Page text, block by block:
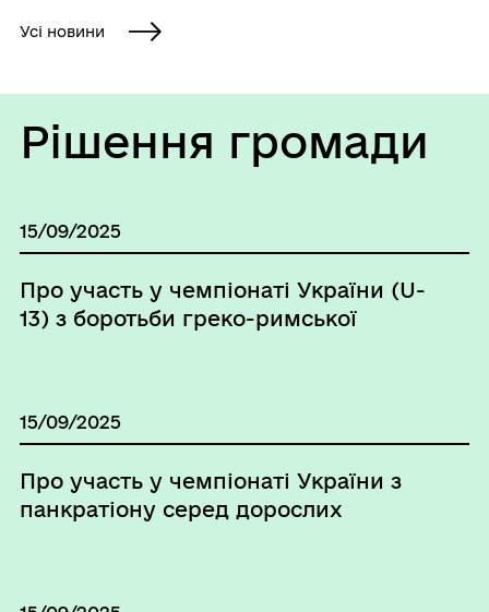
Усі новини
Рішення громади
15/09/2025
Про участь у чемпіонаті України (U-
13) з боротьби греко-римської
15/09/2025
Про участь у чемпіонаті України з
панкратіону серед дорослих